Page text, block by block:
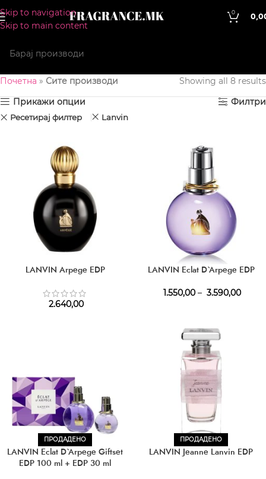
Skip to navigation
Skip to main content
0
Почетна » Сите производи
Showing all 8 results
Прикажи опции
Филтри
Ресетирај филтер Lanvin
LANVIN Arpege EDP
2.640,00
LANVIN Eclat D`Arpege EDP
1.550,00 – 3.590,00
ПРОДАДЕНО
LANVIN Eclat D`Arpege Giftset
EDP 100 ml + EDP 30 ml
ПРОДАДЕНО
LANVIN Jeanne Lanvin EDP